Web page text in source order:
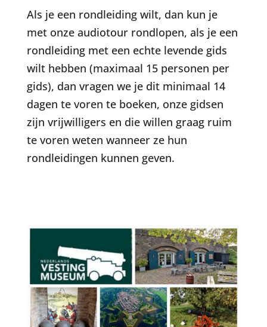
Als je een rondleiding wilt, dan kun je
met onze audiotour rondlopen, als je een
rondleiding met een echte levende gids
wilt hebben (maximaal 15 personen per
gids), dan vragen we je dit minimaal 14
dagen te voren te boeken, onze gidsen
zijn vrijwilligers en die willen graag ruim
te voren weten wanneer ze hun
rondleidingen kunnen geven.